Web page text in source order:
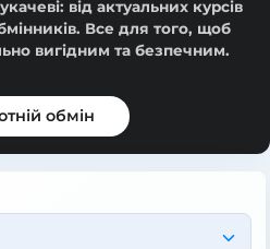
від актуальних курсів
Все для того, щоб
вигідним та безпечним.
обмін